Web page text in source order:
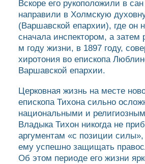
Вскоре его рукоположили в
направили в Холмскую
(Варшавской епархии), где он
сначала инспектором, а затем
м году жизни, в 1897 году,
хиротония во епископа
Варшавской епархии.
Церковная жизнь на месте
епископа Тихона сильно
национальными и
Владыка Тихон никогда не
аргументам «с позиции
ему успешно защищать
Об этом периоде его жизни